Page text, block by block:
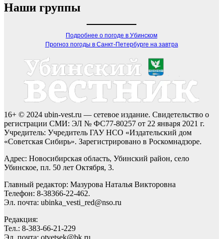
Наши группы
Подробнее о погоде в Убинском
Прогноз погоды в Санкт-Петербурге на завтра
16+ © 2024 ubin-vest.ru — сетевое издание. Свидетельство о
регистрации СМИ: ЭЛ № ФС77-80257 от 22 января 2021 г.
Учредитель: Учредитель ГАУ НСО «Издательский дом
«Советская Сибирь». Зарегистрировано в Роскомнадзоре.
Адрес: Новосибирская область, Убинский район, село
Убинское, пл. 50 лет Октября, 3.
Главный редактор: Мазурова Наталья Викторовна
Телефон: 8-38366-22-462.
Эл. почта: ubinka_vesti_red@nso.ru
Редакция:
Тел.: 8-383-66-21-229
Эл. почта: otvetsek@bk.ru